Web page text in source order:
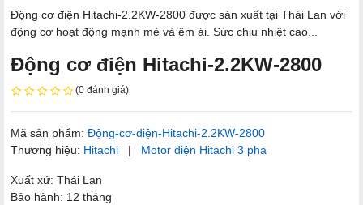
Động cơ điện Hitachi-2.2KW-2800 được sản xuất tại Thái Lan với
động cơ hoạt động mạnh mẻ và êm ái. Sức chịu nhiệt cao...
Động cơ điện Hitachi-2.2KW-2800
(0 đánh giá)
Mã sản phẩm: Động-cơ-điện-Hitachi-2.2KW-2800
Thương hiệu: Hitachi | Motor điện Hitachi 3 pha
Xuất xứ: Thái Lan
Bảo hành: 12 tháng